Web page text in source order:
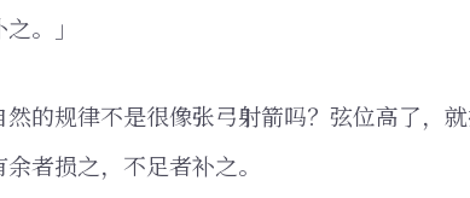
。」
然的规律不是很像张弓射箭吗？弦位高了，
余者损之，不足者补之。